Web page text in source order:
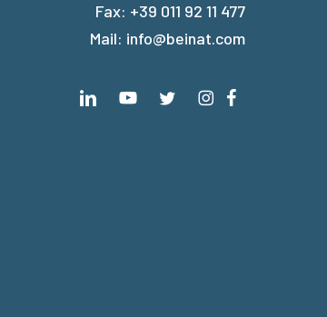
Fax: +39 011 92 11 477
Mail: info@beinat.com